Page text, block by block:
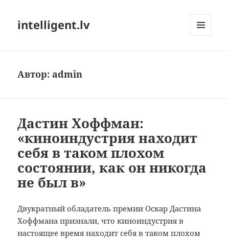
intelligent.lv
Автор: admin
Дастин Хоффман:
«киноиндустрия находит
себя в таком плохом
состоянии, как он никогда
не был в»
Двукратный обладатель премии Оскар Дастина
Хоффмана признали, что киноиндустрия в
настоящее время находит себя в таком плохом